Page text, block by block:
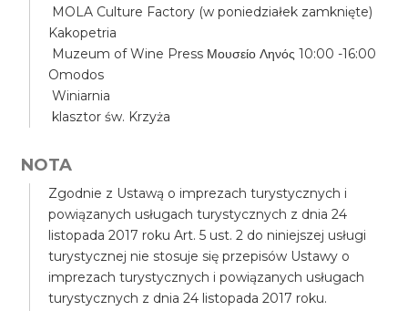
MOLA Culture Factory (w poniedziałek zamknięte)
Kakopetria
Muzeum of Wine Press Μουσείο Ληνός 10:00 -16:00
Omodos
Winiarnia
klasztor św. Krzyża
NOTA
Zgodnie z Ustawą o imprezach turystycznych i
powiązanych usługach turystycznych z dnia 24
listopada 2017 roku Art. 5 ust. 2 do niniejszej usługi
turystycznej nie stosuje się przepisów Ustawy o
imprezach turystycznych i powiązanych usługach
turystycznych z dnia 24 listopada 2017 roku.